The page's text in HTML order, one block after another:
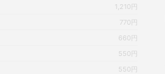
1,210円
770円
660円
550円
550円